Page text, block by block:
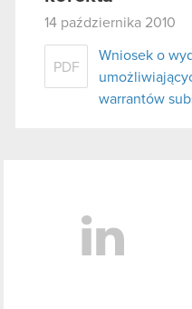
14 października 2010
PDF
Wniosek o
warrantów